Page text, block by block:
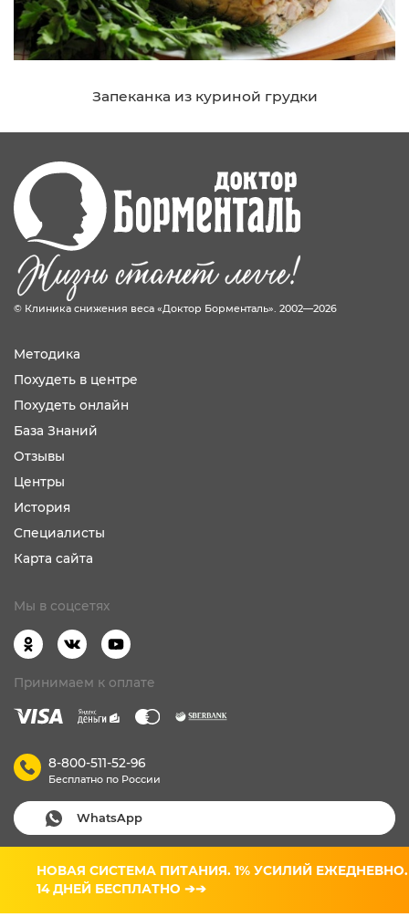
Запеканка из куриной грудки
© Клиника снижения веса «Доктор Борменталь». 2002—2026
Методика
Похудеть в центре
Похудеть онлайн
База Знаний
Отзывы
Центры
История
Специалисты
Карта сайта
Мы в соцсетях
Принимаем к оплате
8-800-511-52-96
Бесплатно по России
WhatsApp
Вход для клиентов
НОВАЯ СИСТЕМА ПИТАНИЯ. 1% УСИЛИЙ ЕЖЕДНЕВНО.
14 ДНЕЙ БЕСПЛАТНО ➔➔